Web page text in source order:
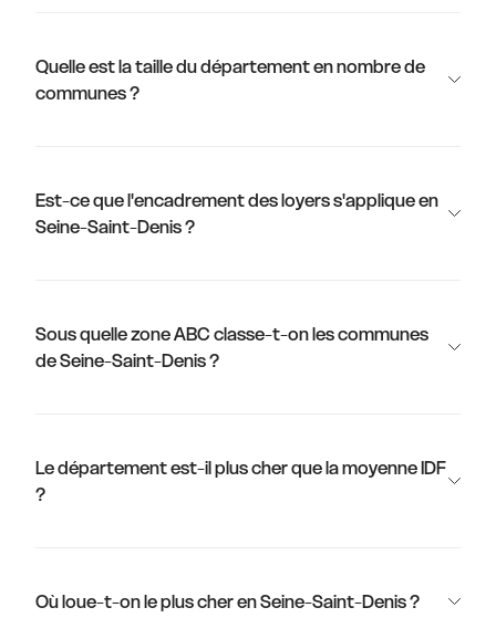
Quelle est la taille du département en nombre de
communes ?
Est-ce que l'encadrement des loyers s'applique en
Seine-Saint-Denis ?
Sous quelle zone ABC classe-t-on les communes
de Seine-Saint-Denis ?
Le département est-il plus cher que la moyenne IDF
?
Où loue-t-on le plus cher en Seine-Saint-Denis ?